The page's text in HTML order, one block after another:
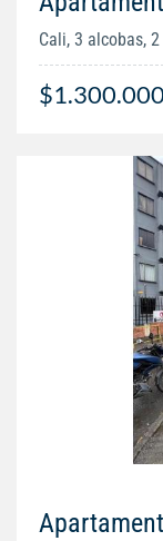
Cali, 3 alcobas,
$1.300.000